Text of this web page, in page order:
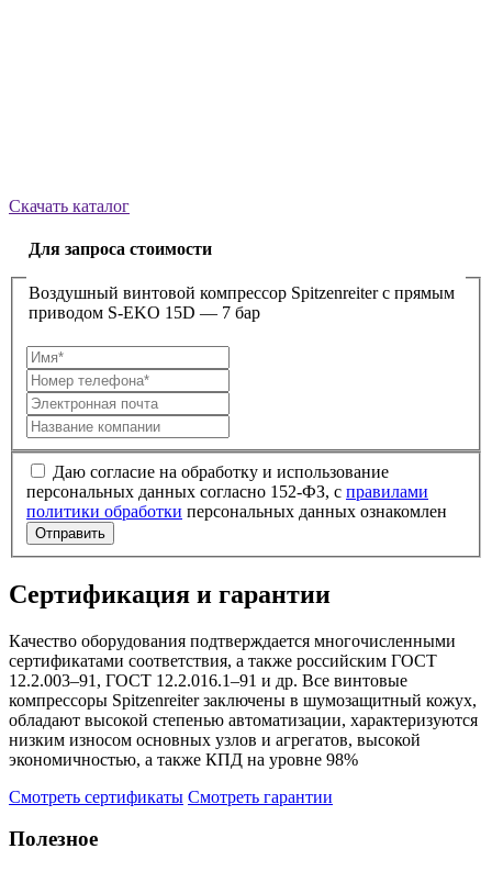
Скачать каталог
Для запроса стоимости
Воздушный винтовой компрессор Spitzenreiter с прямым
приводом S-EKO 15D — 7 бар
Даю согласие на обработку и использование
персональных данных согласно 152-ФЗ, с правилами
политики обработки персональных данных ознакомлен
Отправить
Сертификация и гарантии
Качество оборудования подтверждается многочисленными
сертификатами соответствия, а также российским ГОСТ
12.2.003–91, ГОСТ 12.2.016.1–91 и др. Все винтовые
компрессоры Spitzenreiter заключены в шумозащитный кожух,
обладают высокой степенью автоматизации, характеризуются
низким износом основных узлов и агрегатов, высокой
экономичностью, а также КПД на уровне 98%
Смотреть сертификаты Смотреть гарантии
Полезное